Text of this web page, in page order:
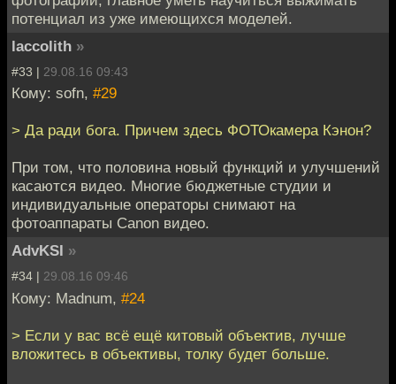
потенциал из уже имеющихся моделей.
laccolith »
#33 | 29.08.16 09:43
Кому: sofn, #29
> Да ради бога. Причем здесь ФОТОкамера Кэнон?
При том, что половина новый функций и улучшений
касаются видео. Многие бюджетные студии и
индивидуальные операторы снимают на
фотоаппараты Canon видео.
AdvKSI »
#34 | 29.08.16 09:46
Кому: Madnum, #24
> Если у вас всё ещё китовый объектив, лучше
вложитесь в объективы, толку будет больше.